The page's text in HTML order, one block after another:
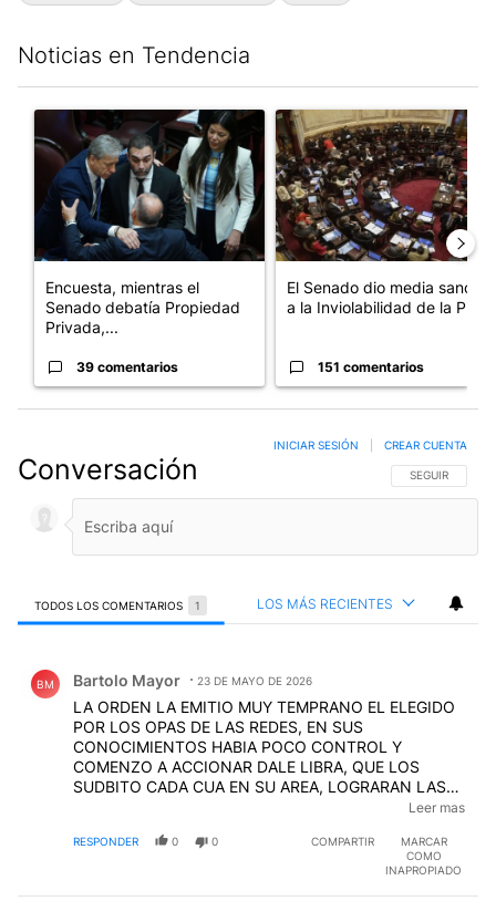
Noticias en Tendencia
Un artículo de tendencia con el título "Encuesta, mientras el
Encuesta, mientras el
Senado debatía Propiedad
Privada,...
39 comentarios
Un artículo de tendencia con
El Senado dio media sanción
a la Inviolabilidad de la P...
151 comentarios
Conversación SIGA ESTA
SEGUIR
INICIAR SESIÓN CREAR CUENTA
TODOS LOS COMENTARIOS 1 LOS MÁS RECIENTES
BM Bartolo Mayor 23 DE MAYO DE 2026
LA ORDEN LA EMITIO MUY TEMPRANO EL ELEGIDO
POR LOS OPAS DE LAS REDES, EN SUS
CONOCIMIENTOS HABIA POCO CONTROL Y
COMENZO A ACCIONAR DALE LIBRA, QUE LOS
SUDBITO CADA CUA EN SU AREA, LOGRARAN LAS
DIFERENCVIAS QUE ESTAN AMBICIONANDO, UN
REZGUARDOS NACIONALES , NO POPULARES
Leer mas
RESPONDER 0 0 COMPARTIR
MARCAR
COMO
INAPROPIADO